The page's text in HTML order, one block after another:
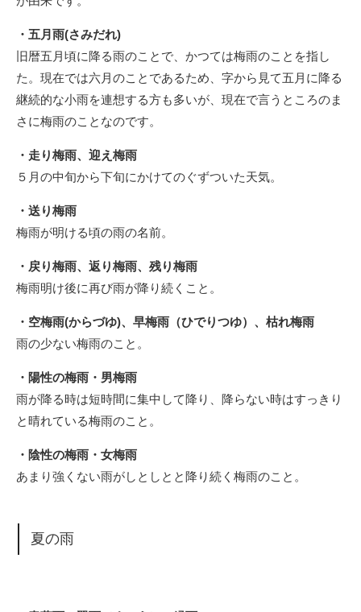
・五月雨(さみだれ)
旧暦五月頃に降る雨のことで、かつては梅雨のことを指し
た。現在では六月のことであるため、字から見て五月に降る
継続的な小雨を連想する方も多いが、現在で言うところのま
さに梅雨のことなのです。
・走り梅雨、迎え梅雨
５月の中旬から下旬にかけてのぐずついた天気。
・送り梅雨
梅雨が明ける頃の雨の名前。
・戻り梅雨、返り梅雨、残り梅雨
梅雨明け後に再び雨が降り続くこと。
・空梅雨(からづゆ)、早梅雨（ひでりつゆ）、枯れ梅雨
雨の少ない梅雨のこと。
・陽性の梅雨・男梅雨
雨が降る時は短時間に集中して降り、降らない時はすっきり
と晴れている梅雨のこと。
・陰性の梅雨・女梅雨
あまり強くない雨がしとしとと降り続く梅雨のこと。
夏の雨